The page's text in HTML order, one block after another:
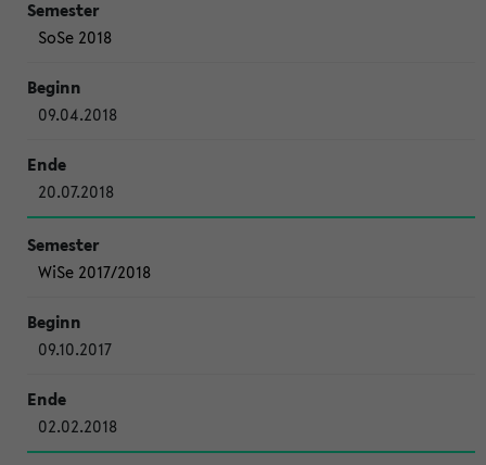
SoSe 2018
09.04.2018
20.07.2018
WiSe 2017/2018
09.10.2017
02.02.2018